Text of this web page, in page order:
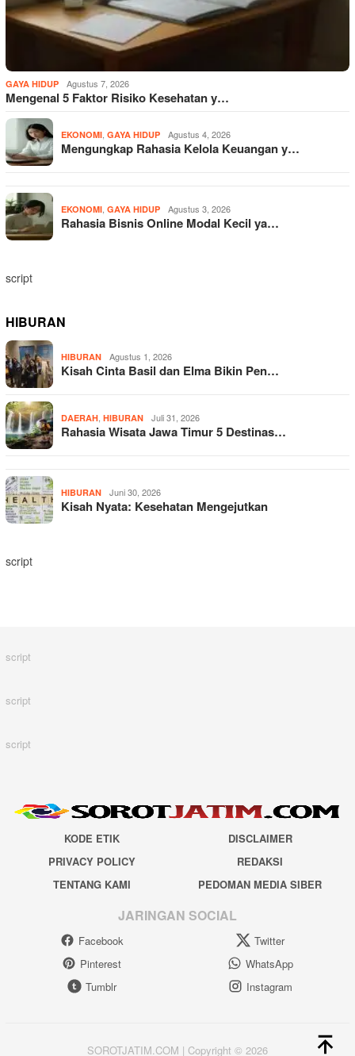
GAYA HIDUP Agustus 7, 2026
Mengenal 5 Faktor Risiko Kesehatan y…
EKONOMI GAYA HIDUP Agustus 4, 2026
Mengungkap Rahasia Kelola Keuangan y…
EKONOMI GAYA HIDUP Agustus 3, 2026
Rahasia Bisnis Online Modal Kecil ya…
script
HIBURAN
HIBURAN Agustus 1, 2026
Kisah Cinta Basil dan Elma Bikin Pen…
DAERAH HIBURAN Juli 31, 2026
Rahasia Wisata Jawa Timur 5 Destinas…
HIBURAN Juni 30, 2026
Kisah Nyata: Kesehatan Mengejutkan
script
script
script
script
KODE ETIK
DISCLAIMER
PRIVACY POLICY
REDAKSI
TENTANG KAMI
PEDOMAN MEDIA SIBER
JARINGAN SOCIAL
Facebook
Twitter
Pinterest
WhatsApp
Tumblr
Instagram
SOROTJATIM.COM | Copyright © 2026